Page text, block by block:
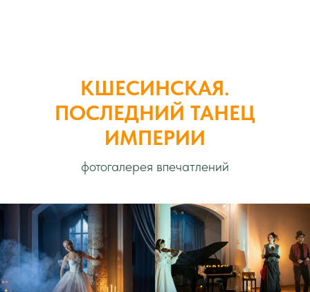
КШЕСИНСКАЯ.
ПОСЛЕДНИЙ ТАНЕЦ
ИМПЕРИИ
фотогалерея впечатлений